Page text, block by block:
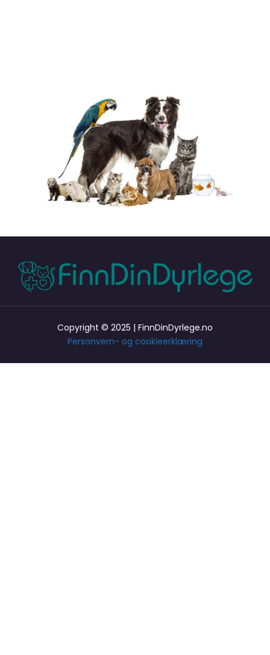
Copyright © 2025 | FinnDinDyrlege.no
Personvern- og cookieerklæring